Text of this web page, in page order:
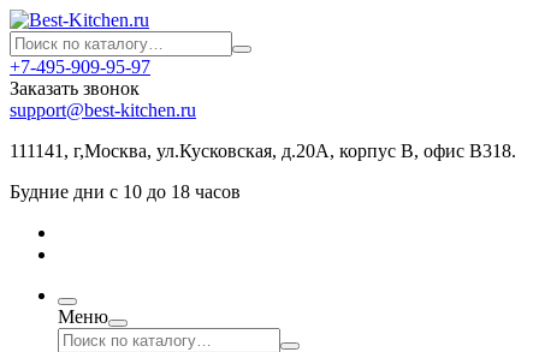
+7-495-909-95-97
Заказать звонок
support@best-kitchen.ru
111141, г,Москва, ул.Кусковская, д.20А, корпус В, офис В318.
Будние дни с 10 до 18 часов
Меню